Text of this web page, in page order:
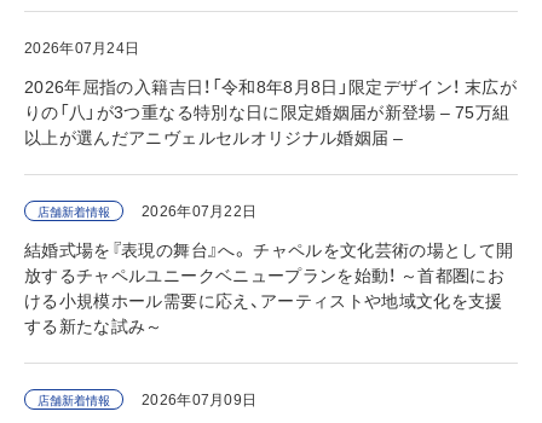
2026年07月24日
2026年屈指の入籍吉日！「令和8年8月8日」限定デザイン！ 末広が
りの「八」が3つ重なる特別な日に限定婚姻届が新登場 – 75万組
以上が選んだアニヴェルセルオリジナル婚姻届 –
店舗新着情報 2026年07月22日
結婚式場を『表現の舞台』へ。 チャペルを文化芸術の場として開
放するチャペルユニークベニュープランを始動！ ～首都圏にお
ける小規模ホール需要に応え、アーティストや地域文化を支援
する新たな試み～
店舗新着情報 2026年07月09日